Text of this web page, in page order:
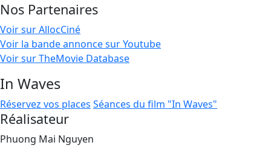
Nos Partenaires
Voir sur AllocCiné
Voir la bande annonce sur Youtube
Voir sur TheMovie Database
In Waves
Réservez vos places Séances du film "In Waves"
Réalisateur
Phuong Mai Nguyen